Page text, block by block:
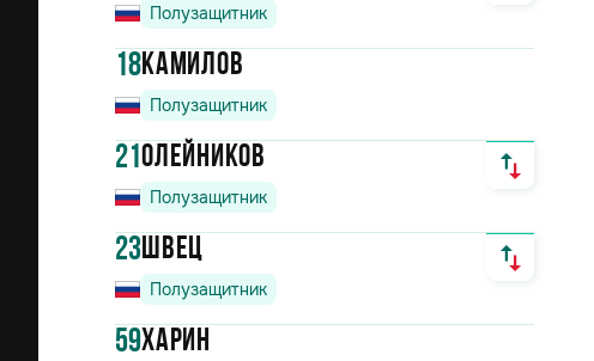
Полузащитник
18Камилов
Полузащитник
21Олейников
Полузащитник
23Швец
Полузащитник
59Харин